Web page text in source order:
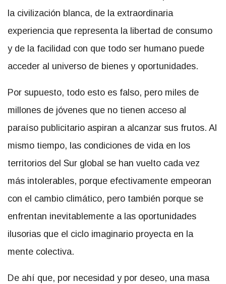
la civilización blanca, de la extraordinaria
experiencia que representa la libertad de consumo
y de la facilidad con que todo ser humano puede
acceder al universo de bienes y oportunidades.
Por supuesto, todo esto es falso, pero miles de
millones de jóvenes que no tienen acceso al
paraíso publicitario aspiran a alcanzar sus frutos. Al
mismo tiempo, las condiciones de vida en los
territorios del Sur global se han vuelto cada vez
más intolerables, porque efectivamente empeoran
con el cambio climático, pero también porque se
enfrentan inevitablemente a las oportunidades
ilusorias que el ciclo imaginario proyecta en la
mente colectiva.
De ahí que, por necesidad y por deseo, una masa